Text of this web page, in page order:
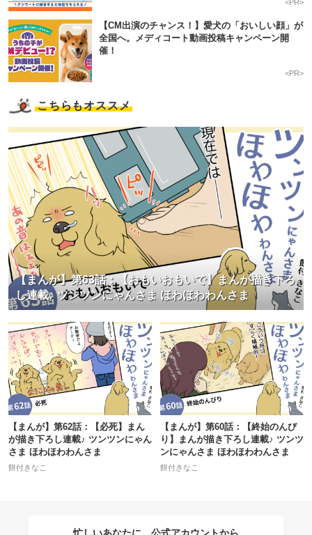
<PR>
【CM出演のチャンス！】愛犬の「おいしい顔」が
全国へ。メディコート動画投稿キャンペーン開
催！
<PR>
こちらもオススメ
【まんが】第63話：【おもいおもいで】まんが描き下ろ
し連載♪ ツンツンにゃんさま ほわほわわんさま
【まんが】第62話：【必死】まん
が描き下ろし連載♪ ツンツンにゃん
さま ほわほわわんさま
餅付きなこ
【まんが】第60話：【終始のんび
り】まんが描き下ろし連載♪ ツンツ
ンにゃんさま ほわほわわんさま
餅付きなこ